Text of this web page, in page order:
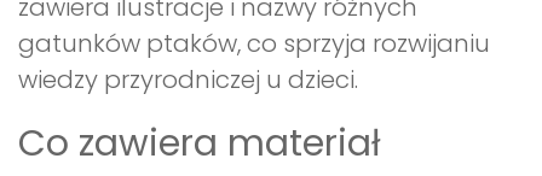
zawiera ilustracje i nazwy różnych
gatunków ptaków, co sprzyja rozwijaniu
wiedzy przyrodniczej u dzieci.
Co zawiera materiał